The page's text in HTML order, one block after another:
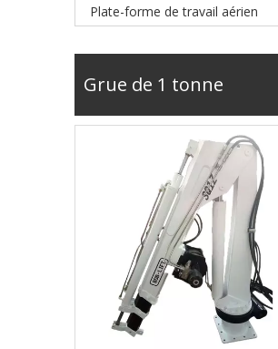
Plate-forme de travail aérien
Grue de 1 tonne